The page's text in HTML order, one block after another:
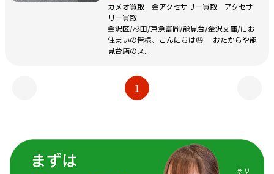
カメオ買取 金アクセサリー買取 アクセサ
リー買取
金沢区/杉田/京急富岡/能見台/金沢文庫/にお
住まいの皆様、こんにちは😃 おたからや能
見台店のス...
1